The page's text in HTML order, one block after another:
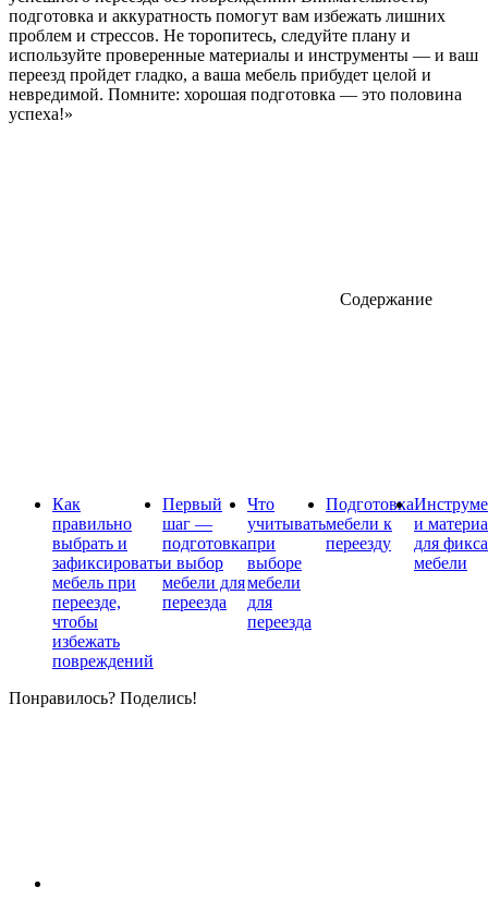
подготовка и аккуратность помогут вам избежать лишних
проблем и стрессов. Не торопитесь, следуйте плану и
используйте проверенные материалы и инструменты — и ваш
переезд пройдет гладко, а ваша мебель прибудет целой и
невредимой. Помните: хорошая подготовка — это половина
успеха!»
Содержание
Как
правильно
выбрать и
зафиксировать
мебель при
переезде,
чтобы
избежать
повреждений
Первый
шаг —
подготовка
и выбор
мебели для
переезда
Что
учитывать
при
выборе
мебели
для
переезда
Подготовка
мебели к
переезду
и
для
мебели
Понравилось? Поделись!